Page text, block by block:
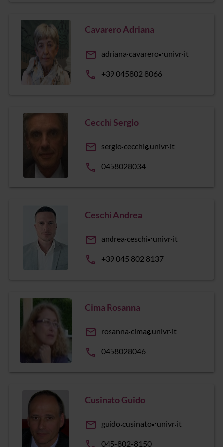
Cavarero Adriana
email adriana cavarero univr it
phone +39 045802 8066
Cecchi Sergio
email sergio cecchi univr it
phone 0458028034
Ceschi Andrea
email andrea ceschi univr it
phone +39 045 802 8137
Cima Rosanna
email rosanna cima univr it
phone 0458028046
Cusinato Guido
email guido cusinato univr it
045-802-8150